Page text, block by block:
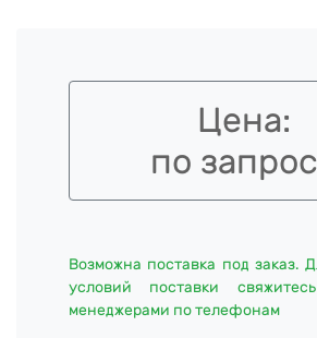
Цена:
по
Возможна поставка под заказ.
условий поставки
менеджерами по телефонам